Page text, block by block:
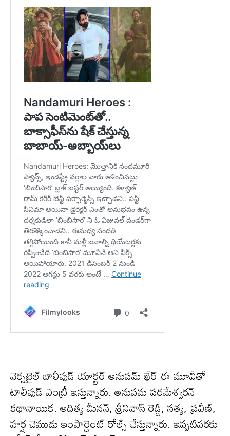
వెర్సటైల్ బాలీవుడ్ యాక్టర్ అనుపమ్ ఖేర్ ఈ మూవీతో
టాలీవుడ్ ఎంట్రీ ఇస్తున్నారు. అనుపమ పరమేశ్వరన్
కథానాయిక. ఆదిత్య మీనన్, శ్రీనివాస్ రెడ్డి, సత్య, ప్రవీణ్,
హర్ష చెముడు ఇంపార్టెంట్ రోల్స్ చేస్తున్నారు. ఇప్పటివరకు